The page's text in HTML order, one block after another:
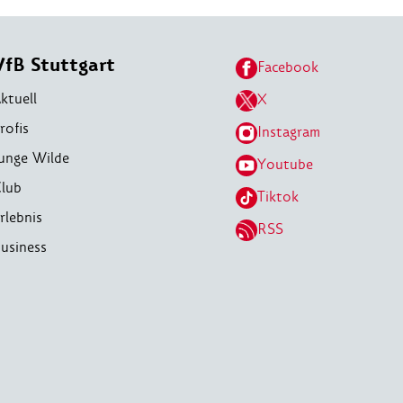
Stuttgart
Wilde
Facebook
X
Instagram
Youtube
Tiktok
RSS